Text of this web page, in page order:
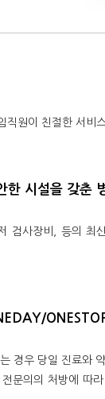
직원이 친절한 서비
한 시설을 갖춘
검사장비, 등의 최
경우 당일 진료와
문의의 처방에 따